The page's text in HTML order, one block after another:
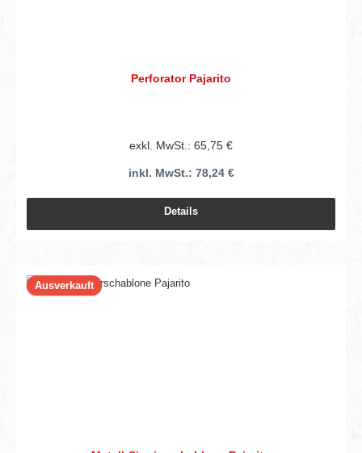
Perforator Pajarito
exkl. MwSt.: 65,75 €
inkl. MwSt.: 78,24 €
Details
Ausverkauft